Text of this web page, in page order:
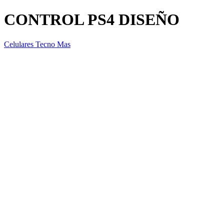
CONTROL PS4 DISEÑO
Celulares Tecno Mas